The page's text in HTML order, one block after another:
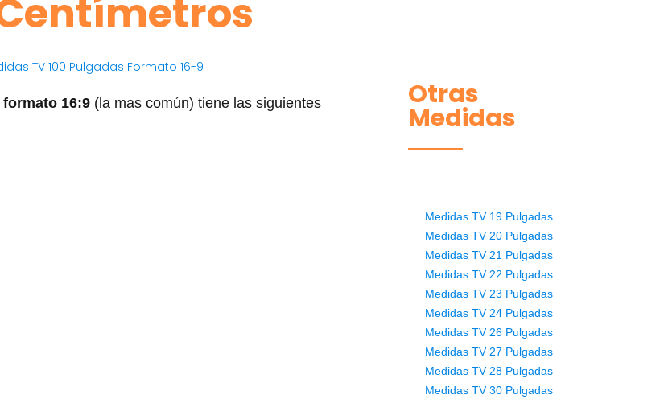
formato 16:9 (la mas común) tiene las siguientes
Otras
Medidas
Medidas TV 19 Pulgadas
Medidas TV 20 Pulgadas
Medidas TV 21 Pulgadas
Medidas TV 22 Pulgadas
Medidas TV 23 Pulgadas
Medidas TV 24 Pulgadas
Medidas TV 26 Pulgadas
Medidas TV 27 Pulgadas
Medidas TV 28 Pulgadas
Medidas TV 30 Pulgadas